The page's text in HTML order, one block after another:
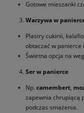
Gotowe mieszanki
Warzywa w
Plastry cukinii,
obtaczać w panierce
Świetna opcja na
Ser w panierce
Np. camembert,
zapewnia chrupiącą
podczas smażenia.